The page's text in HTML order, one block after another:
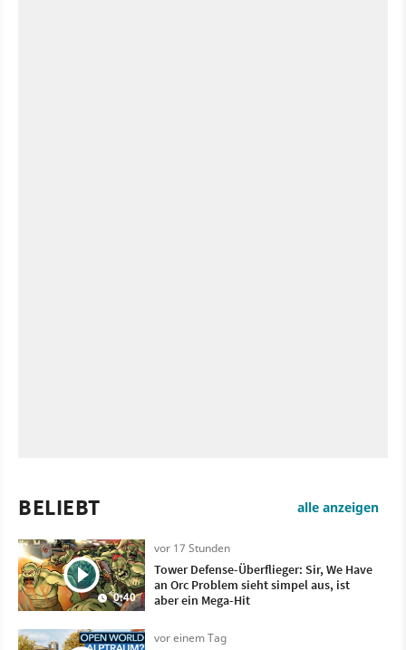
BELIEBT alle anzeigen
0:40
vor 17 Stunden
Tower Defense-Überflieger: Sir, We Have
an Orc Problem sieht simpel aus, ist
aber ein Mega-Hit
vor einem Tag